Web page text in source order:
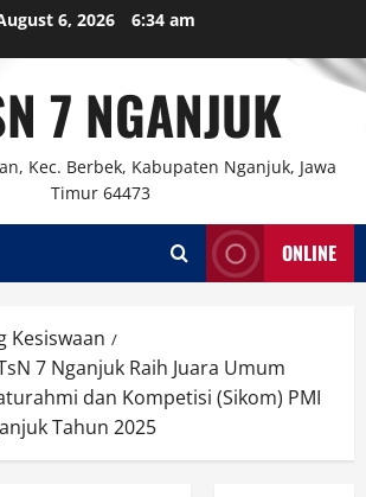
6, 2026 6:34 am
7 NGANJUK
Kec. Berbek, Kabupaten Nganjuk, Jawa
Timur 64473
ONLINE
Kesiswaan
7 Nganjuk Raih Juara Umum
dan Kompetisi (Sikom) PMI
Tahun 2025